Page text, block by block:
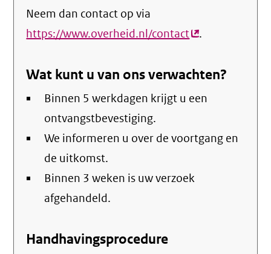
Neem dan contact op via
https://www.overheid.nl/contact(externe
.
Wat kunt u van ons verwachten?
Binnen 5 werkdagen krijgt u een
ontvangstbevestiging.
We informeren u over de voortgang en
de uitkomst.
Binnen 3 weken is uw verzoek
afgehandeld.
Handhavingsprocedure